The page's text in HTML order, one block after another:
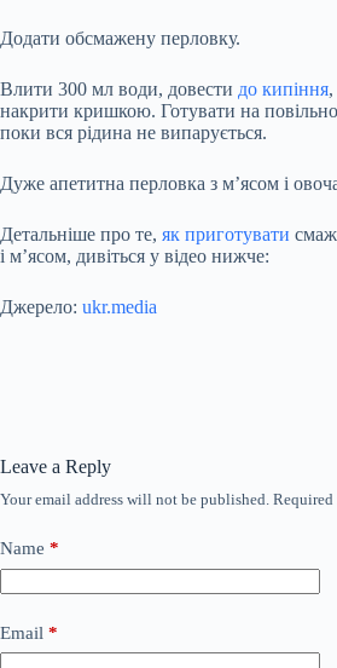
Додати обсмажену перловку.
Влити 300 мл води, довести до кипіння
накрити кришкою. Готувати на
поки вся рідина не випарується.
Дуже апетитна перловка з м’ясом і
Детальніше про те, як приготувати
і м’ясом, дивіться у відео нижче:
Джерело: ukr.media
Leave a Reply
Your email address will not be published. Required
Name *
Email *